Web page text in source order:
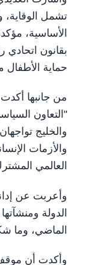
تشمل الوقاية،
الأساسية،
حماية الأطفال
من جانبها
"التعاون
والخليج
والأزمات
العالمي
وأعربت عن
الدولة
الماضي، وما
وأكدت أن موقف